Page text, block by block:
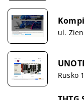
ul.
Rusko